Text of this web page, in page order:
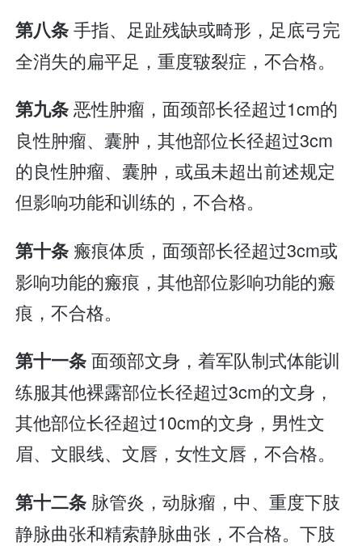
第八条手指、足趾残缺或畸形，足底弓完
全消失的扁平足，重度皲裂症，不合格。
第九条恶性肿瘤，面颈部长径超过1cm的
良性肿瘤、囊肿，其他部位长径超过3cm
的良性肿瘤、囊肿，或虽未超出前述规定
但影响功能和训练的，不合格。
第十条 瘢痕体质，面颈部长径超过3cm或
影响功能的瘢痕，其他部位影响功能的瘢
痕，不合格。
第十一条面颈部文身，着军队制式体能训
练服其他裸露部位长径超过3cm的文身，
其他部位长径超过10cm的文身，男性文
眉、文眼线、文唇，女性文唇，不合格。
第十二条 脉管炎，动脉瘤，中、重度下肢
静脉曲张和精索静脉曲张，不合格。下肢